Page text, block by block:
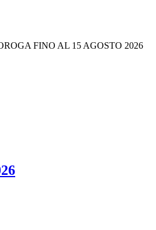
FINO AL 15 AGOSTO 2026